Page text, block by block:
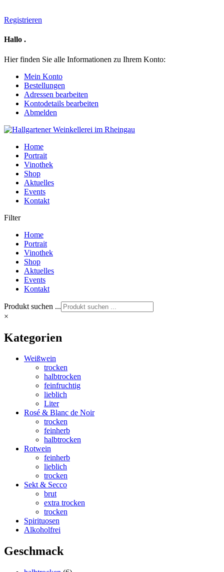
Registrieren
Hallo .
Hier finden Sie alle Informationen zu Ihrem Konto:
Mein Konto
Bestellungen
Adressen bearbeiten
Kontodetails bearbeiten
Abmelden
Home
Portrait
Vinothek
Shop
Aktuelles
Events
Kontakt
Filter
Home
Portrait
Vinothek
Shop
Aktuelles
Events
Kontakt
Produkt suchen ...
×
Kategorien
Weißwein
trocken
halbtrocken
feinfruchtig
lieblich
Liter
Rosé & Blanc de Noir
trocken
feinherb
halbtrocken
Rotwein
feinherb
lieblich
trocken
Sekt & Secco
brut
extra trocken
trocken
Spirituosen
Alkoholfrei
Geschmack